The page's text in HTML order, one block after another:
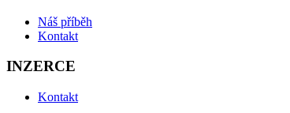
Náš příběh
Kontakt
INZERCE
Kontakt